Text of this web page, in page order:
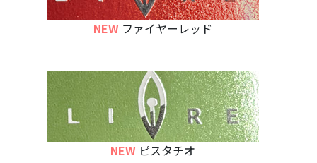
NEWファイヤーレッド
NEWピスタチオ